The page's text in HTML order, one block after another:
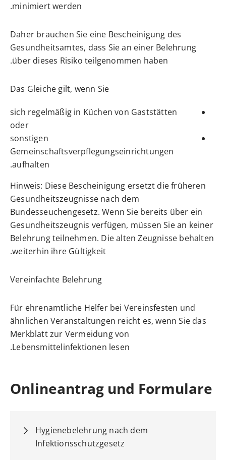
minimiert werden.
Daher brauchen Sie eine Bescheinigung des
Gesundheitsamtes, dass Sie an einer Belehrung
über dieses Risiko teilgenommen haben.
Das Gleiche gilt, wenn Sie
sich regelmäßig in Küchen von Gaststätten
oder
sonstigen
Gemeinschaftsverpflegungseinrichtungen
aufhalten.
Hinweis: Diese Bescheinigung ersetzt die früheren
Gesundheitszeugnisse nach dem
Bundesseuchengesetz. Wenn Sie bereits über ein
Gesundheitszeugnis verfügen, müssen Sie an keiner
Belehrung teilnehmen. Die alten Zeugnisse behalten
weiterhin ihre Gültigkeit.
Vereinfachte Belehrung
Für ehrenamtliche Helfer bei Vereinsfesten und
ähnlichen Veranstaltungen reicht es, wenn Sie das
Merkblatt zur Vermeidung von
Lebensmittelinfektionen lesen.
Onlineantrag und Formulare
Hygienebelehrung nach dem
Infektionsschutzgesetz